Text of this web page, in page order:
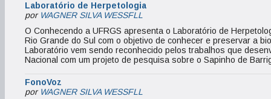
Laboratório de Herpetologia
por WAGNER SILVA WESSFLL
O Conhecendo a UFRGS apresenta o Laboratório de
Rio Grande do Sul com o objetivo de conhecer e preservar a
Laboratório vem sendo reconhecido pelos trabalhos que
Nacional com um projeto de pesquisa sobre o Sapinho de
FonoVoz
por WAGNER SILVA WESSFLL